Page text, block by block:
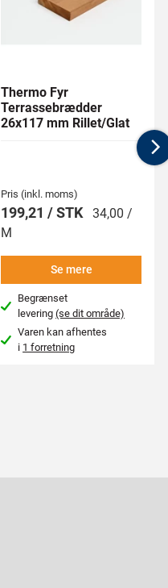
Thermo Fyr
Terrassebrædder
26x117 mm Rillet/Glat
Pris (inkl. moms)
199,21 / STK 34,00 /
M
Se mere
Begrænset
levering(se dit område)
Varen kan afhentes
i 1 forretning